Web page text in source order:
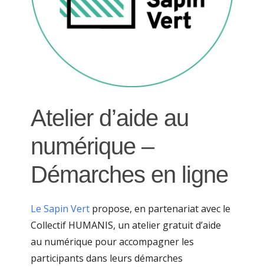
Atelier d’aide au
numérique –
Démarches en ligne
Le Sapin Vertpropose, en partenariat avec le
Collectif HUMANIS, un atelier gratuit d’aide
au numérique pour accompagner les
participants dans leurs démarches